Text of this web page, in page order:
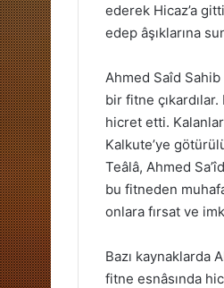
ederek Hicaz’a
edep âşıklarına
Ahmed Saîd
bir fitne
hicret etti.
Kalkute’ye
Teâlâ, Ahmed
bu fitneden
onlara fırsat ve
Bazı kaynaklarda
fitne esnâsında